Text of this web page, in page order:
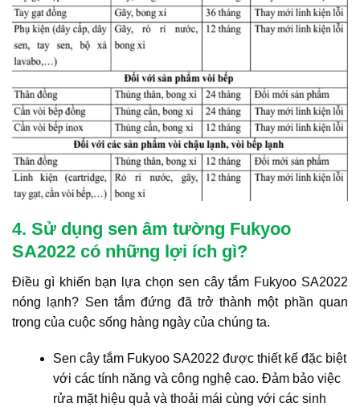
4. Sử dụng sen âm tường Fukyoo
SA2022 có những lợi ích gì?
Điều gì khiến bạn lựa chọn sen cây tắm Fukyoo SA2022
nóng lạnh? Sen tắm đứng đã trở thành một phần quan
trọng của cuộc sống hàng ngày của chúng ta.
Sen cây tắm Fukyoo SA2022 được thiết kế đặc biệt
với các tính năng và công nghệ cao. Đảm bảo việc
rửa mặt hiệu quả và thoải mái cùng với các sinh